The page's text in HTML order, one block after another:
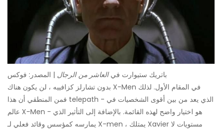
باتريك ستيوارت فيالعاشر من الرجال | المصدر: فوكس
بدون تشارلز كزافييه ، لن يكون هناك X-Men في المقام الأول. لذلك
فمن المنطقي أن هذا telepath - الذي يعد من بين أقوى الشخصيات في
عالم X-Men - هو اختيار واضح لهذه القائمة. بالإضافة إلى التأثير الذي
يمارسه كمؤسس وقائد فعلي لـ X-men ، يمتلك Xavier مستويات لا